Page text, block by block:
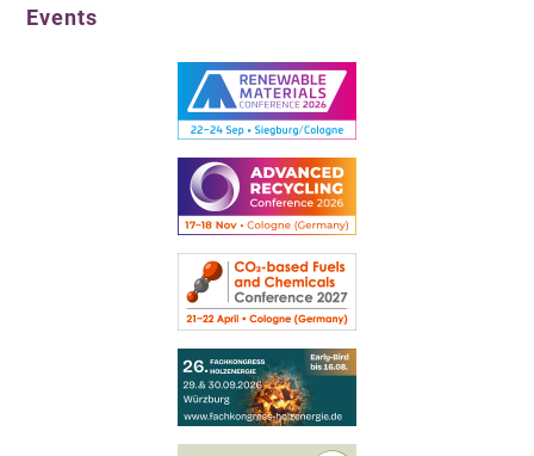
Events